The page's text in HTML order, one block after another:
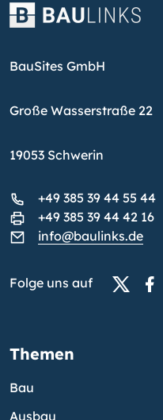
BauSites GmbH
Große Wasserstraße 22
19053 Schwerin
+49 385 39 44 55 44
+49 385 39 44 42 16
info@baulinks.de
Folge uns auf
Themen
Bau
Ausbau